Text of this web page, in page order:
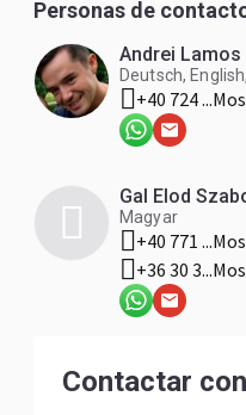
Personas de
Andrei Lamos
Deutsch,
+40 724 ...
Gal Elod
Magyar
+40 771 ...
+36 30 3...
Contactar